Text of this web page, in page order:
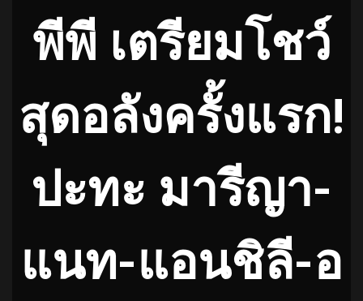
พีพี เตรียมโชว์
สุดอลังครั้งแรก!
ปะทะ มารีญา-
แนท-แอนชิลี-อ